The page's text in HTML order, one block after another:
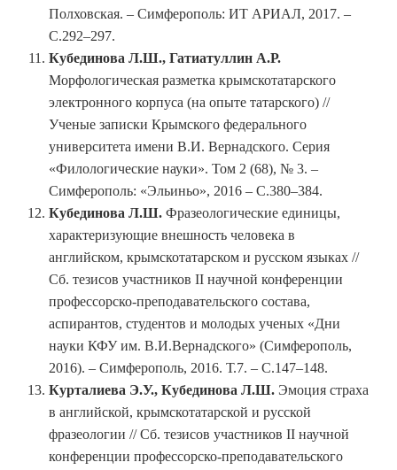
Полховская. – Симферополь: ИТ АРИАЛ, 2017. –
С.292–297.
Кубединова Л.Ш., Гатиатуллин А.Р.
Морфологическая разметка крымскотатарского
электронного корпуса (на опыте татарского) //
Ученые записки Крымского федерального
университета имени В.И. Вернадского. Серия
«Филологические науки». Том 2 (68), № 3. –
Симферополь: «Эльиньо», 2016 – С.380–384.
Кубединова Л.Ш. Фразеологические единицы,
характеризующие внешность человека в
английском, крымскотатарском и русском языках //
Сб. тезисов участников II научной конференции
профессорско-преподавательского состава,
аспирантов, студентов и молодых ученых «Дни
науки КФУ им. В.И.Вернадского» (Симферополь,
2016). – Симферополь, 2016. Т.7. – С.147–148.
Курталиева Э.У., Кубединова Л.Ш. Эмоция страха
в английской, крымскотатарской и русской
фразеологии // Сб. тезисов участников II научной
конференции профессорско-преподавательского